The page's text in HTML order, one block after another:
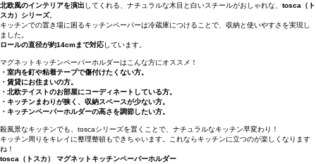
北欧風のインテリアを演出 してくれる、ナチュラルな木目と白いスチールがおしゃれな、 tosca（ト
スカ）シリーズ。
キッチンでの置き場に困るキッチンペーパーは冷蔵庫につけることで、収納と使いやすさを実現し
ました。
ロールの直径が約14cmまで対応しています。
マグネットキッチンペーパーホルダーはこんな方にオススメ！
・室内を釘や粘着テープで傷付けたくない方。
・賃貸にお住まいの方。
・北欧テイストのお部屋にコーディネートしている方。
・キッチンまわりが狭く、収納スペースが少ない方。
・キッチンペーパーホルダーの高さを調節したい方。
殺風景なキッチンでも、toscaシリーズを置くことで、ナチュラルなキッチン早変わり！
キッチン周りをキレイに整理整頓もできちゃいます。これならキッチンに立つのが楽しくなります
ね！
tosca（トスカ） マグネットキッチンペーパーホルダー